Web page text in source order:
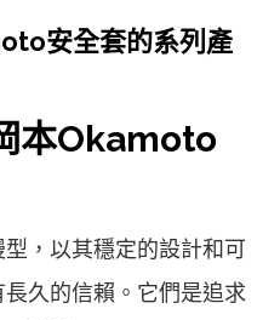
安全套的系列產
本Okamoto
，以其穩定的設計和可
久的信賴。它們是追求